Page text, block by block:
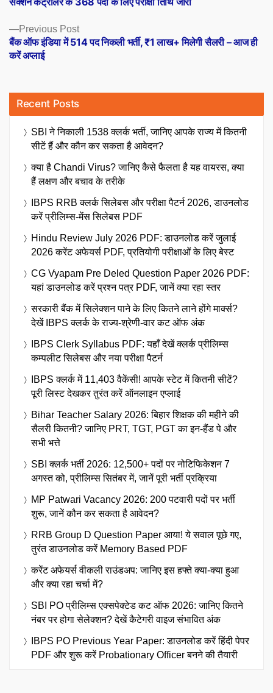
Previous PostPrevious
post:
बैंक ऑफ इंडिया में 514 पद निकली भर्ती, ₹1 लाख+ मिलेगी सैलरी – आज ही
करें अप्लाई
Recent Posts
SBI ने निकाली 1538 क्लर्क भर्ती, जानिए आपके राज्य में कितनी
सीटें हैं और कौन कर सकता है आवेदन?
क्या है Chandi Virus? जानिए कैसे फैलता है यह वायरस, क्या
हैं लक्षण और बचाव के तरीके
IBPS RRB क्लर्क सिलेबस और परीक्षा पैटर्न 2026, डाउनलोड
करें प्रीलिम्स-मेंस सिलेबस PDF
Hindu Review July 2026 PDF: डाउनलोड करें जुलाई
2026 करेंट अफेयर्स PDF, प्रतियोगी परीक्षाओं के लिए बेस्ट
CG Vyapam Pre Deled Question Paper 2026 PDF:
यहां डाउनलोड करें प्रश्न पत्र PDF, जानें क्या रहा स्तर
सरकारी बैंक में सिलेक्शन पाने के लिए कितने लाने होंगे मार्क्स?
देखें IBPS क्लर्क के राज्य-श्रेणी-वार कट ऑफ अंक
IBPS Clerk Syllabus PDF: यहाँ देखें क्लर्क प्रीलिम्स
कम्पलीट सिलेबस और नया परीक्षा पैटर्न
IBPS क्लर्क में 11,403 वैकेंसी! आपके स्टेट में कितनी सीटें?
पूरी लिस्ट देखकर तुरंत करें ऑनलाइन एप्लाई
Bihar Teacher Salary 2026: बिहार शिक्षक की महीने की
सैलरी कितनी? जानिए PRT, TGT, PGT का इन-हैंड पे और
सभी भत्ते
SBI क्लर्क भर्ती 2026: 12,500+ पदों पर नोटिफिकेशन 7
अगस्त को, प्रीलिम्स सितंबर में, जानें पूरी भर्ती प्रक्रिया
MP Patwari Vacancy 2026: 200 पटवारी पदों पर भर्ती
शुरू, जानें कौन कर सकता है आवेदन?
RRB Group D Question Paper आया! ये सवाल पूछे गए,
तुरंत डाउनलोड करें Memory Based PDF
करेंट अफेयर्स वीकली राउंडअप: जानिए इस हफ्ते क्या-क्या हुआ
और क्या रहा चर्चा में?
SBI PO प्रीलिम्स एक्सपेक्टेड कट ऑफ 2026: जानिए कितने
नंबर पर होगा सेलेक्शन? देखें कैटेगरी वाइज संभावित अंक
IBPS PO Previous Year Paper: डाउनलोड करें हिंदी पेपर
PDF और शुरू करें Probationary Officer बनने की तैयारी